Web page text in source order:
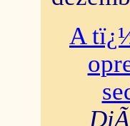
A